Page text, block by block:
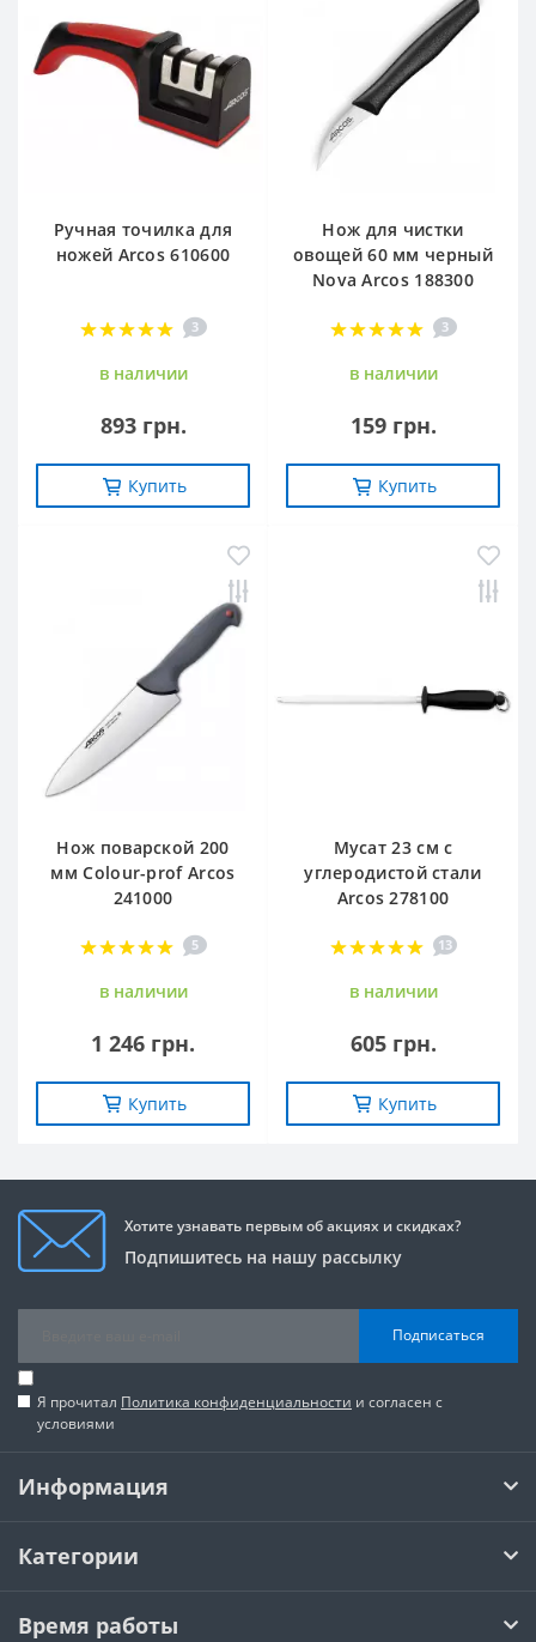
Ручная точилка для
ножей Arcos 610600
3
в наличии
893 грн.
Купить
Нож для чистки
овощей 60 мм черный
Nova Arcos 188300
3
в наличии
159 грн.
Купить
Нож поварской 200
мм Сolour-prof Arcos
241000
5
в наличии
1 246 грн.
Купить
Мусат 23 см с
углеродистой стали
Arcos 278100
13
в наличии
605 грн.
Купить
Хотите узнавать первым об акциях и скидках?
Подпишитесь на нашу рассылку
Подписаться
Я прочитал Политика конфиденциальности и согласен с
условиями
Информация
Категории
Время работы